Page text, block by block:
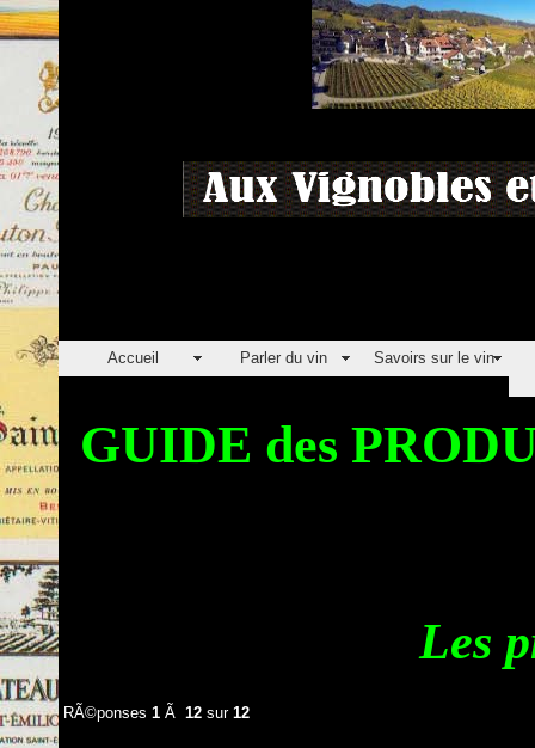
Accueil Parler du vin Savoirs sur le vin
GUIDE des
Les
RÃ©ponses 1 Ã 12 sur 12